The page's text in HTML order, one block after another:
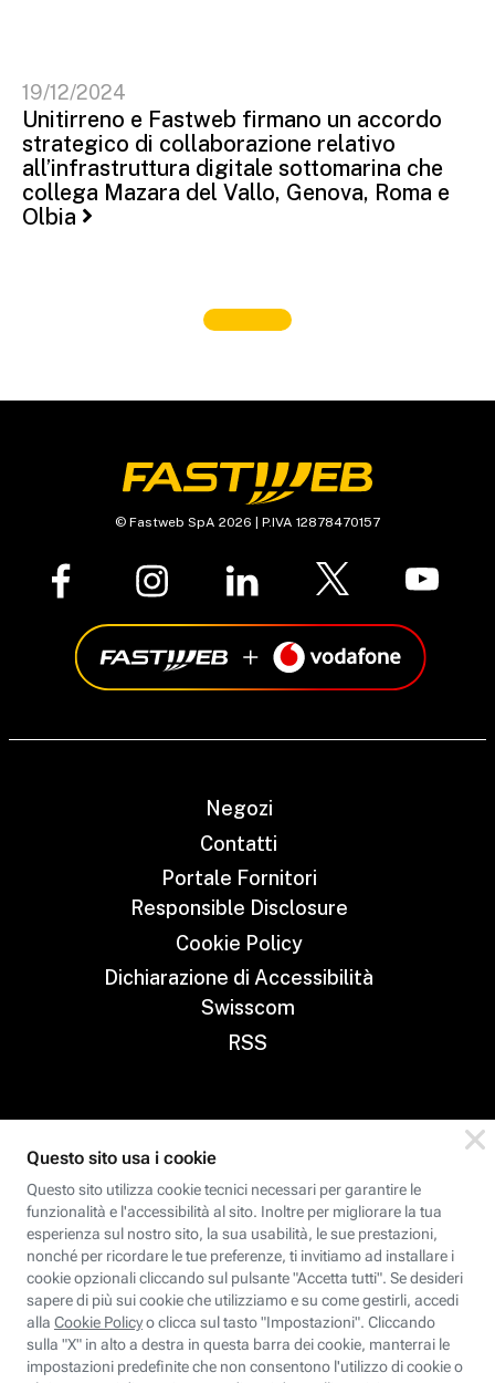
19/12/2024
Unitirreno e Fastweb firmano un accordo
strategico di collaborazione relativo
all’infrastruttura digitale sottomarina che
collega Mazara del Vallo, Genova, Roma e
Olbia
© Fastweb SpA 2026 | P.IVA 12878470157
Negozi
Contatti
Portale Fornitori
Responsible Disclosure
Cookie Policy
Dichiarazione di Accessibilità
Swisscom
RSS